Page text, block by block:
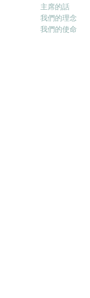
主席的話
我們的理念
我們的使命